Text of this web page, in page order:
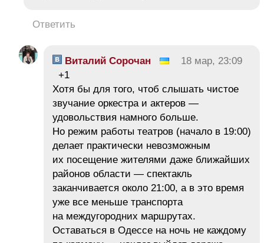
Ответить
Виталий Сорочан
18 мар, 23:09
+1
Хотя бы для того, чтоб слышать чистое
звучание оркестра и актеров —
удовольствия намного больше.
Но режим работы театров (начало в 19:00)
делает практически невозможным
их посещение жителями даже ближайших
районов области — спектакль
заканчивается около 21:00, а в это время
уже все меньше транспорта
на междугородних маршрутах.
Оставаться в Одессе на ночь не каждому